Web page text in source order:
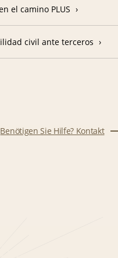
el camino PLUS
civil ante terceros
Benötigen Sie Hilfe? Kontakt